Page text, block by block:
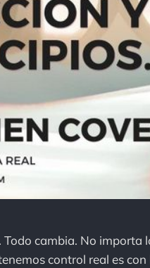
Todo cambia. No importa
control real es